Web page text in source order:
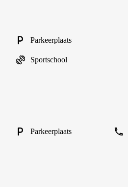
Parkeerplaats
Sportschool
Parkeerplaats